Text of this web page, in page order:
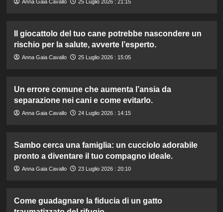
Anna Gaia Cavallo 25 Luglio 2026 : 21:15
Il giocattolo del tuo cane potrebbe nascondere un
rischio per la salute, avverte l’esperto.
Anna Gaia Cavallo 25 Luglio 2026 : 15:05
Un errore comune che aumenta l’ansia da
separazione nei cani e come evitarlo.
Anna Gaia Cavallo 24 Luglio 2026 : 14:15
Sambo cerca una famiglia: un cucciolo adorabile
pronto a diventare il tuo compagno ideale.
Anna Gaia Cavallo 23 Luglio 2026 : 20:10
Come guadagnare la fiducia di un gatto